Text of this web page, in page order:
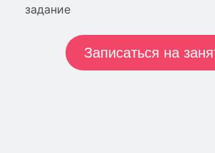
задание
Записаться на